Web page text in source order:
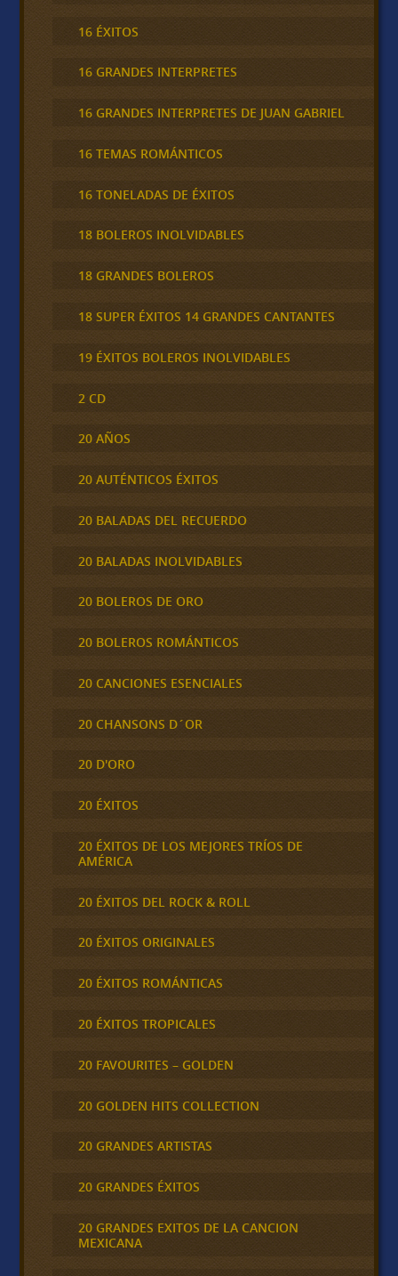
16 ÉXITOS
16 GRANDES INTERPRETES
16 GRANDES INTERPRETES DE JUAN GABRIEL
16 TEMAS ROMÁNTICOS
16 TONELADAS DE ÉXITOS
18 BOLEROS INOLVIDABLES
18 GRANDES BOLEROS
18 SUPER ÉXITOS 14 GRANDES CANTANTES
19 ÉXITOS BOLEROS INOLVIDABLES
2 CD
20 AÑOS
20 AUTÉNTICOS ÉXITOS
20 BALADAS DEL RECUERDO
20 BALADAS INOLVIDABLES
20 BOLEROS DE ORO
20 BOLEROS ROMÁNTICOS
20 CANCIONES ESENCIALES
20 CHANSONS D´OR
20 D'ORO
20 ÉXITOS
20 ÉXITOS DE LOS MEJORES TRÍOS DE
AMÉRICA
20 ÉXITOS DEL ROCK & ROLL
20 ÉXITOS ORIGINALES
20 ÉXITOS ROMÁNTICAS
20 ÉXITOS TROPICALES
20 FAVOURITES – GOLDEN
20 GOLDEN HITS COLLECTION
20 GRANDES ARTISTAS
20 GRANDES ÉXITOS
20 GRANDES EXITOS DE LA CANCION
MEXICANA